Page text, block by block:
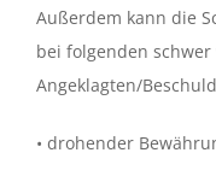
Außerdem kann die
bei folgenden
Angeklagten/
• drohender